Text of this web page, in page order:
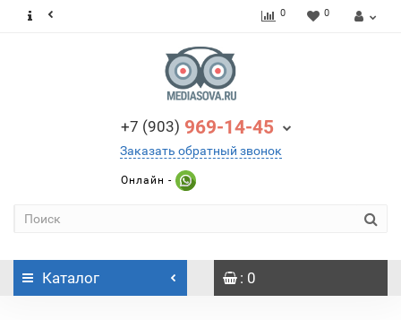
0 0
+7 (903) 969-14-45
Заказать обратный звонок
Онлайн -
Каталог : 0